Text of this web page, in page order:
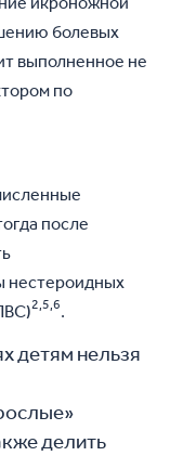
болевых
выполненное не
по
после
нестероидных
2,5,6.
детям нельзя
делить